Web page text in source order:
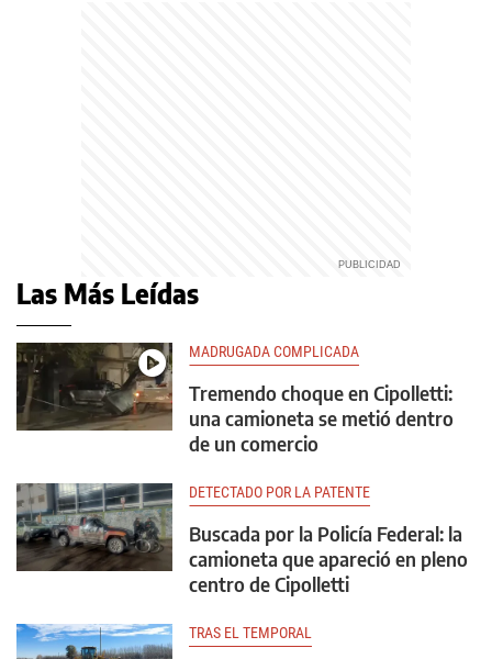
Las Más Leídas
MADRUGADA COMPLICADA
Tremendo choque en Cipolletti:
una camioneta se metió dentro
de un comercio
DETECTADO POR LA PATENTE
Buscada por la Policía Federal: la
camioneta que apareció en pleno
centro de Cipolletti
TRAS EL TEMPORAL